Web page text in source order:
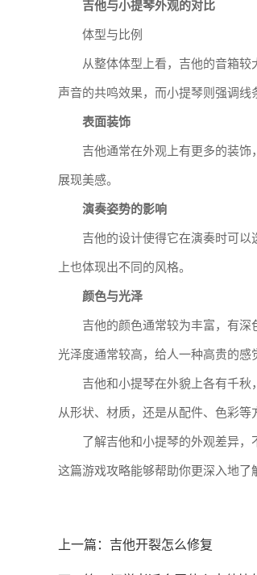
吉他与小提琴外观的对比
体型与比例
从整体体型上看，吉他的音箱
声音的共鸣效果，而小提琴则强调线
表面装饰
吉他通常在外观上有更多的装
展现美感。
演奏姿势的影响
吉他的设计使得它在演奏时可
上也体现出不同的风格。
颜色与光泽
吉他的颜色通常较为丰富，有
光泽度通常较高，给人一种高贵的感
吉他和小提琴在外貌上各有千
从形状、材质，还是从配件、色彩等
了解吉他和小提琴的外观差异
这篇游戏攻略能够帮助你更深入地了
上一篇： 吉他开裂怎么修复